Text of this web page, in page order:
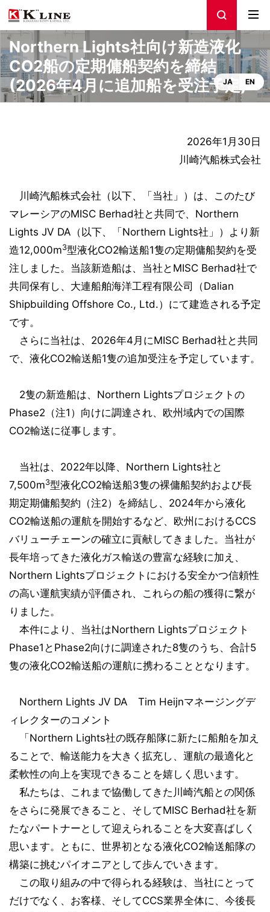
Northern Lights社向け新造液化
CO2船の定期傭船契約を締結
(2026年4月に追加船を受注予定)
JA EN
2026年1月30日
川崎汽船株式会社
川崎汽船株式会社（以下、「当社」）は、このたび
マレーシアのMISC Berhad社と共同で、Northern
Lights JV DA（以下、「Northern Lights社」）より新
造12,000m3型液化CO2輸送船1隻の定期傭船契約を受
注しました。当該新造船は、当社とMISC Berhad社で
共同保有し、大連船舶海洋工程有限公司（Dalian
Shipbuilding Offshore Co., Ltd.）にて建造される予定
です。
さらに当社は、2026年4月にMISC Berhad社と共同
で、液化CO2輸送船1隻の追加受注を予定しています。
2隻の新造船は、Northern Lightsプロジェクトの
Phase2（注1）向けに調達され、欧州域内での国際
CO2輸送に従事します。
当社は、2022年以降、Northern Lights社と
7,500m3型液化CO2輸送船3隻の裸傭船契約および長
期定期傭船契約（注2）を締結し、2024年から液化
CO2輸送船の運航を開始するなど、欧州におけるCCS
バリューチェーンの確立に貢献してきました。当社が
長年培ってきた液化ガス輸送の豊富な経験に加え、
Northern Lightsプロジェクトにおける安全かつ信頼性
の高い運航実績が評価され、これらの船の獲得に繋が
りました。
本件により、当社はNorthern Lightsプロジェクト
Phase1とPhase2向けに調達された8隻のうち、合計5
隻の液化CO2輸送船の運航に携わることとなります。
Northern Lights JV DA Tim Heijnマネージングデ
ィレクターのコメント
「Northern Lights社の既存船隊に新たに船舶を加え
ることで、輸送能力を大きく拡充し、運航の最適化と
柔軟性の向上を実現できることを嬉しく思います。
私たちは、これまで協働してきた川崎汽船との関係
をさらに発展できること、そしてMISC Berhad社を新
たなパートナーとして迎えられることを大変喜ばしく
思います。ともに、世界初となる液化CO2輸送船隊の
構築に挑むパイオニアとして歩んでいきます。
この取り組みの中で得られる経験は、当社にとって
だけでなく、お客様、そしてCCS業界全体に、今後長